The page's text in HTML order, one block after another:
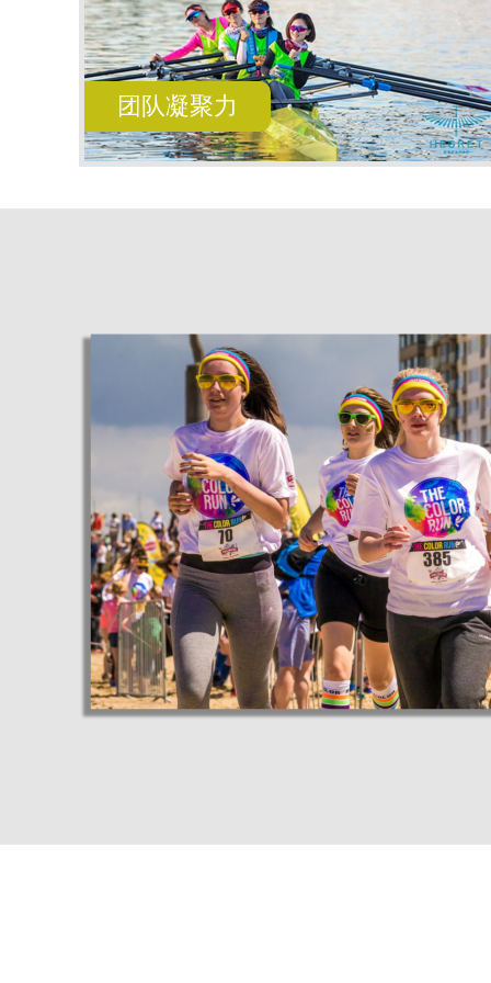
团队凝聚力